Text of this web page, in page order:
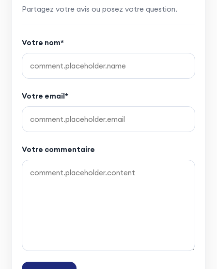
Partagez votre avis ou posez votre question.
Votre nom*
Votre email*
Votre commentaire